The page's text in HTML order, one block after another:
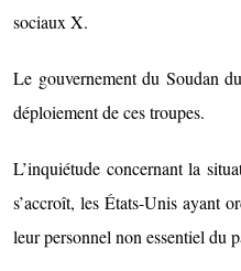
sociaux X.
Le gouvernement du Soudan
déploiement de ces troupes.
L’inquiétude concernant la
s’accroît, les États-Unis ayant
leur personnel non essentiel du